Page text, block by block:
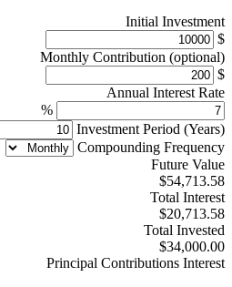
Initial Investment
$
Monthly Contribution (optional)
$
Annual Interest Rate
%
Investment Period (Years)
Compounding Frequency
Future Value
$54,713.58
Total Interest
$20,713.58
Total Invested
$34,000.00
Principal Contributions Interest